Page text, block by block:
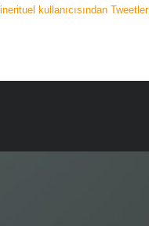
kullanıcısından Tweetler